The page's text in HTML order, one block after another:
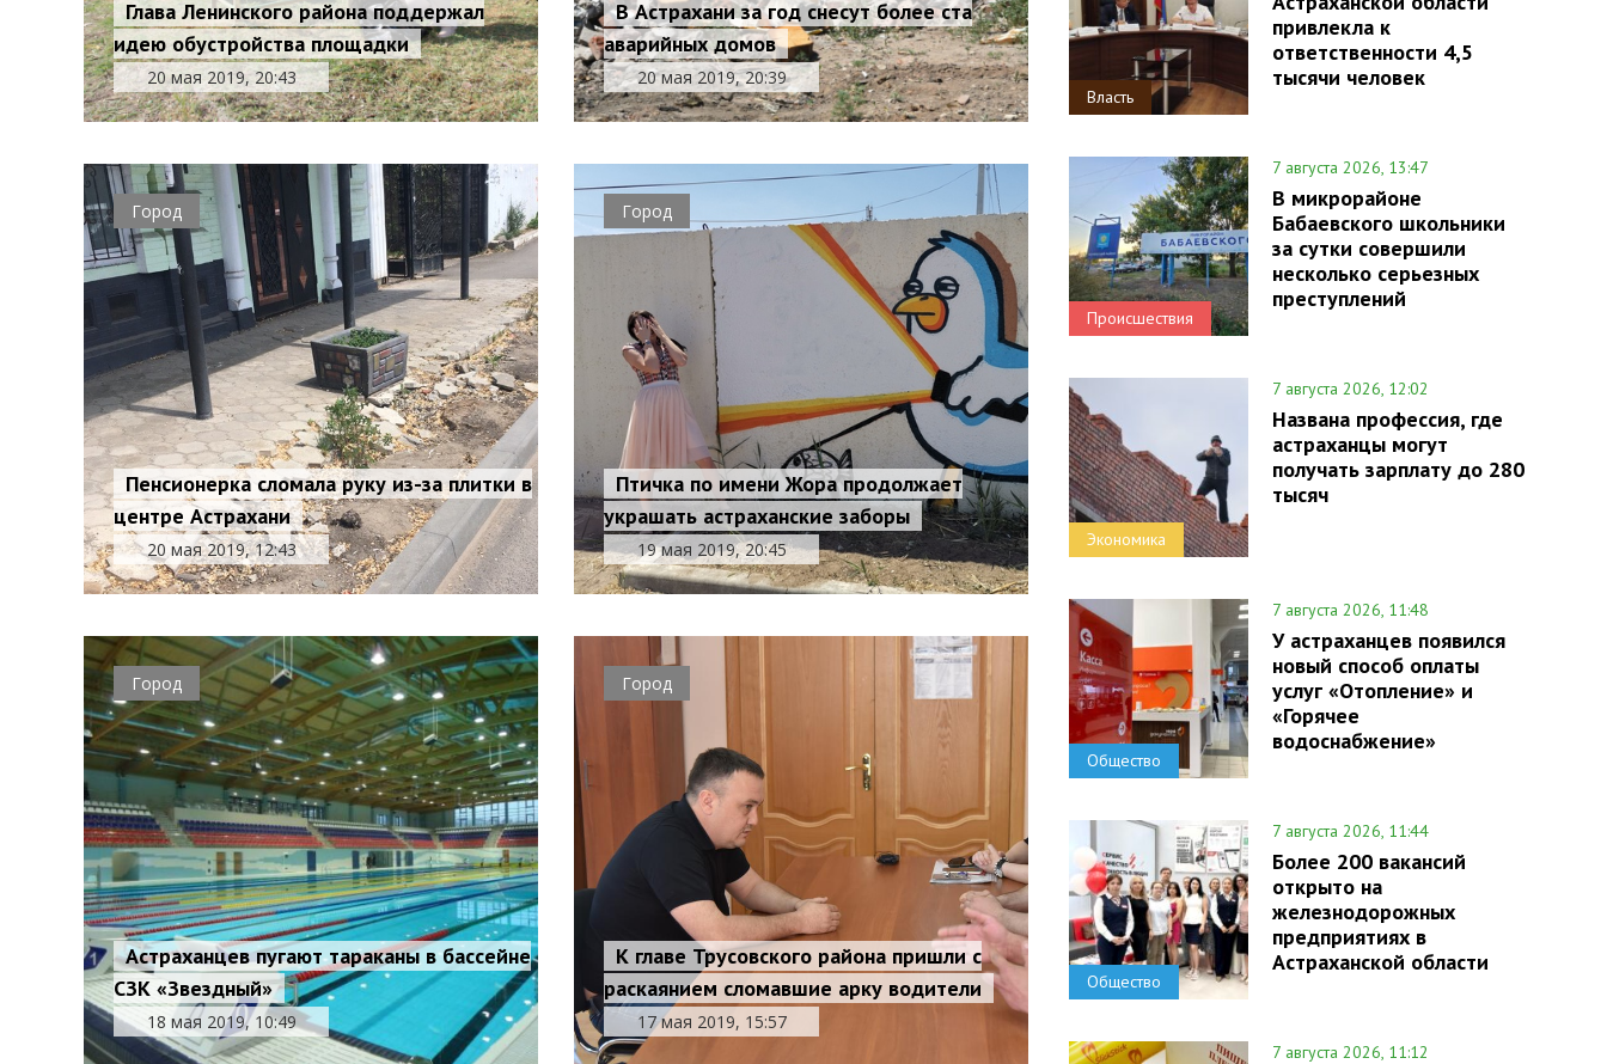
Глава Ленинского района поддержал
идею обустройства площадки
20 мая 2019, 20:43
В Астрахани за год снесут более ста
аварийных домов
20 мая 2019, 20:39
Город
Пенсионерка сломала руку из-за плитки в
центре Астрахани
20 мая 2019, 12:43
Город
Птичка по имени Жора продолжает
украшать астраханские заборы
19 мая 2019, 20:45
Город
Астраханцев пугают тараканы в бассейне
СЗК «Звездный»
18 мая 2019, 10:49
Город
К главе Трусовского района пришли с
раскаянием сломавшие арку водители
17 мая 2019, 15:57
Власть
привлекла к
ответственности 4,5
тысячи человек
Происшествия
7 августа 2026, 13:47
В микрорайоне
Бабаевского школьники
за сутки совершили
несколько серьезных
преступлений
Экономика
7 августа 2026, 12:02
Названа профессия, где
астраханцы могут
получать зарплату до 280
тысяч
Общество
7 августа 2026, 11:48
У астраханцев появился
новый способ оплаты
услуг «Отопление» и
«Горячее
водоснабжение»
Общество
7 августа 2026, 11:44
Более 200 вакансий
открыто на
железнодорожных
предприятиях в
Астраханской области
7 августа 2026, 11:12